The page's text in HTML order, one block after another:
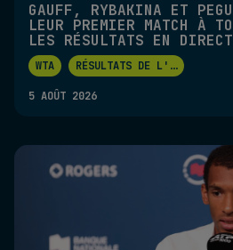
GAUFF, RYBAKINA ET
LEUR PREMIER MATCH À
LES RÉSULTATS EN DIRECT
WTA RÉSULTATS DE L' ...
5 AOÛT 2026